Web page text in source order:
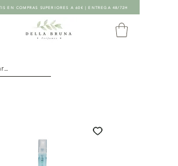
EN COMPRAS SUPERIORES A 60€ | ENTREGA 48/72H